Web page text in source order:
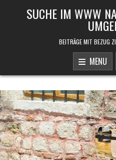
SUCHE IM WWW
BEITRÄGE MIT BEZUG
MENU